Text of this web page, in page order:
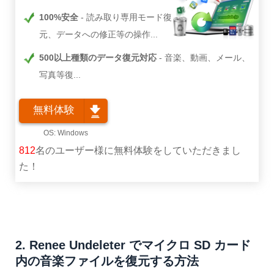
100%安全
読み取り専用モード復
元、データへの修正等の操作...
500以上種類のデータ復元対応
音楽、動画、メール、
写真等復...
無料体験
812名のユーザー様に無料体験をしていただきまし
た！
2. Renee Undeleter でマイクロ SD カード
内の音楽ファイルを復元する方法